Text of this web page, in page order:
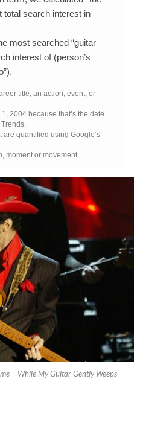
total search interest in
most searched “guitar
interest of (person’s
title, an action, event, or
2004 because that’s the date
quantified using Google’s
moment or movement.
– While My Guitar Gently Weeps